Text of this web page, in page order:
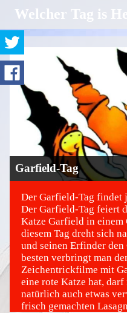
Welcher Tag is
Garfield-Tag
©
Der Garfield-Tag findet
Der Garfield-Tag feiert
Katze Garfield in einem
diesem Tag dreht sich
und seinen Erfinder
besten verbringt man
Zeichentrickfilme mit
eine rote Katze hat,
natürlich auch etwas
frisch gemachten